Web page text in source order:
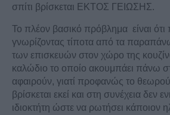
σπίτι βρίσκεται ΕΚΤΟΣ ΓΕΙΩΣΗΣ.
Το πλέον βασικό πρόβλημα είναι ότι
γνωρίζοντας τίποτα από τα
των επισκευών στον χώρο της
καλώδιο το οποίο ακουμπάει πάνω
αφαιρούν, γιατί προφανώς το
βρίσκεται εκεί και στη συνέχεια δεν
ιδιοκτήτη ώστε να ρωτήσει κάποιον